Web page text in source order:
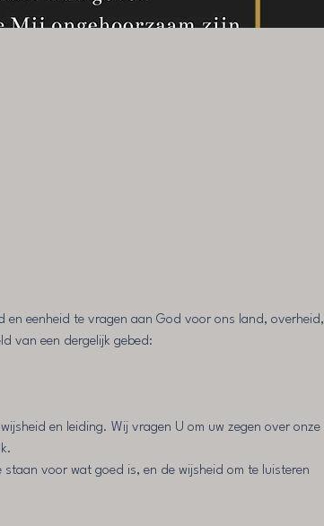
en eenheid te vragen aan God voor ons land, overheid,
van een dergelijk gebed:
en leiding. Wij vragen U om uw zegen over onze
voor wat goed is, en de wijsheid om te luisteren